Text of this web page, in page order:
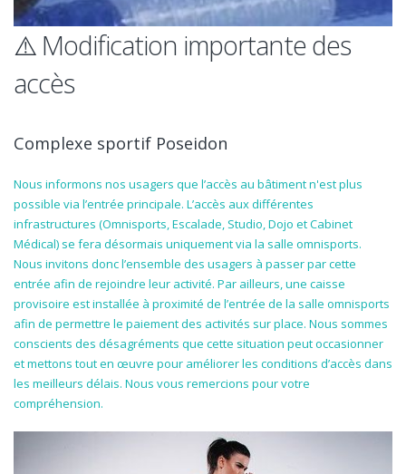
⚠️ Modification importante des
accès
Complexe sportif Poseidon
Nous informons nos usagers que l’accès au bâtiment n'est plus
possible via l’entrée principale. L’accès aux différentes
infrastructures (Omnisports, Escalade, Studio, Dojo et Cabinet
Médical) se fera désormais uniquement via la salle omnisports.
Nous invitons donc l’ensemble des usagers à passer par cette
entrée afin de rejoindre leur activité. Par ailleurs, une caisse
provisoire est installée à proximité de l’entrée de la salle omnisports
afin de permettre le paiement des activités sur place. Nous sommes
conscients des désagréments que cette situation peut occasionner
et mettons tout en œuvre pour améliorer les conditions d’accès dans
les meilleurs délais. Nous vous remercions pour votre
compréhension.